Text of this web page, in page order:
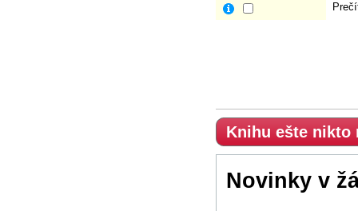
Knihu ešte nikto
Novinky v